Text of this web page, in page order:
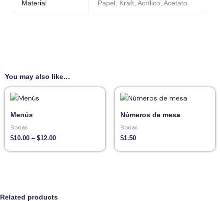
Material Papel, Kraft, Acrílico, Acetato
You may also like…
Menús
Bodas
$10.00 – $12.00
Números de mesa
Bodas
$1.50
Related products